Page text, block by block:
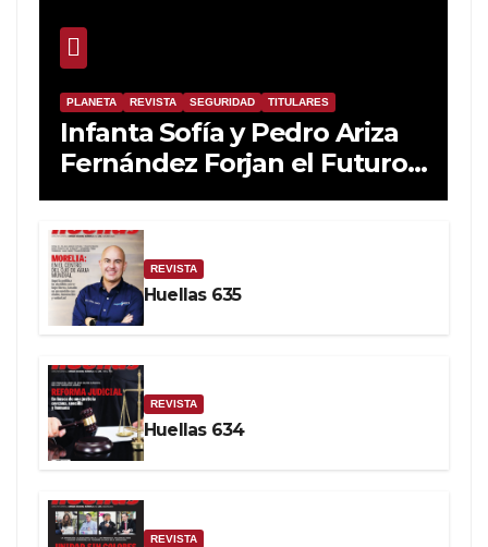
PLANETA REVISTA SEGURIDAD TITULARES
Infanta Sofía y Pedro Ariza
Fernández Forjan el Futuro
de la Soberanía Real
REVISTA
Huellas 635
REVISTA
Huellas 634
REVISTA